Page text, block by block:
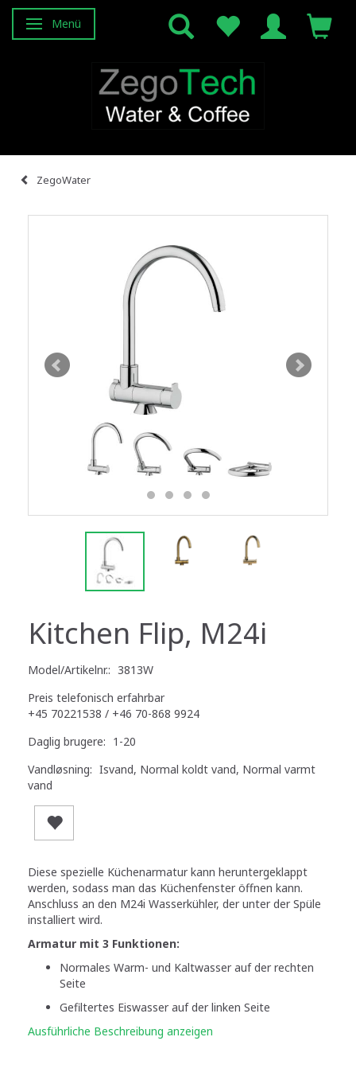
Anzeige ändern
Menü
ZegoWater
Kitchen Flip, M24i
Model/Artikelnr.: 3813W
Preis telefonisch erfahrbar
+45 70221538 / +46 70-868 9924
Daglig brugere: 1-20
Vandløsning: Isvand, Normal koldt vand, Normal varmt
vand
Diese spezielle Küchenarmatur kann heruntergeklappt
werden, sodass man das Küchenfenster öffnen kann.
Anschluss an den M24i Wasserkühler, der unter der Spüle
installiert wird.
Armatur mit 3 Funktionen:
Normales Warm- und Kaltwasser auf der rechten
Seite
Gefiltertes Eiswasser auf der linken Seite
Ausführliche Beschreibung anzeigen